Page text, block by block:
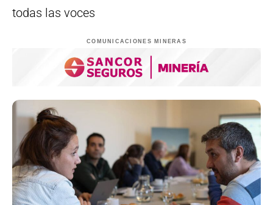
todas las voces
COMUNICACIONES MINERAS